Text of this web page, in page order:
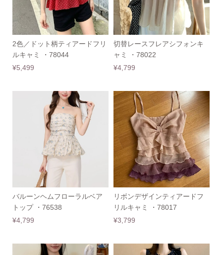
2色／ドット柄ティアードフリ
ルキャミ ・78044
¥5,499
切替レースフレアシフォンキ
ャミ ・78022
¥4,799
バルーンヘムフローラルベア
トップ ・76538
¥4,799
リボンデザインティアードフ
リルキャミ ・78017
¥3,799